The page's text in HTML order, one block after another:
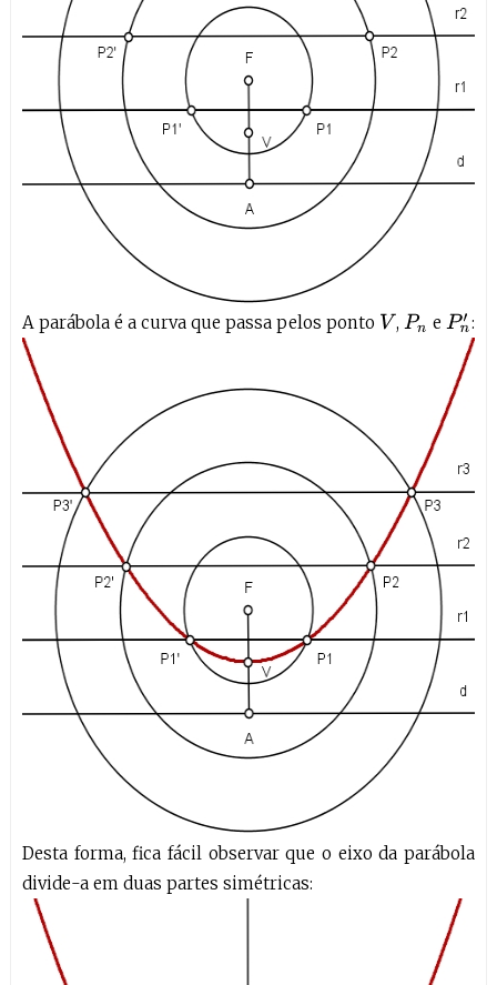
A parábola é a curva que passa pelos ponto V , Pn ePn′:
Desta forma, fica fácil observar que o eixo da parábola
divide-a em duas partes simétricas: